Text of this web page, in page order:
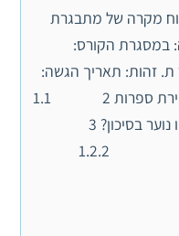
מקרה של מתבגרת
במסגרת הקורס:
ת. זהות: תאריך הגשה:
תוכן עניינים תקציר 1 פרק 1 – סקירת ספרות 2 1.1
גיל ההתבגרות 2 1.2 מיהו נוער בסיכון? 3
1.2.1 נערות בסיכון 4 1.2.2